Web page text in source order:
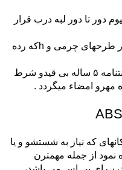
دور تا دور لبه درب قرار
این نوع از دربها بالای ۱۸ رنگ دارند در طرحهای چرمی و hکه رده
دربهای ای بی اس کیمیا درب با ضمانتنامه ۵ ساله بی قیدو شرط
امضاء میگردد .
که نیاز به شستشو و یا
نمود از جمله مهمترن